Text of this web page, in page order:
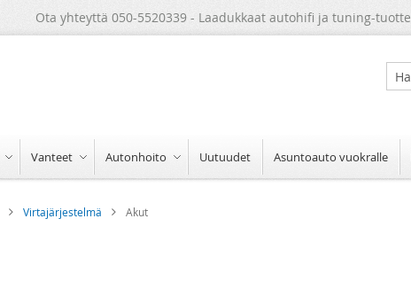
Ota yhteyttä 050-5520339 - Laadukkaat autohifi ja tuning-
Vanteet Autonhoito Uutuudet Asuntoauto vuokralle
Virtajärjestelmä Akut